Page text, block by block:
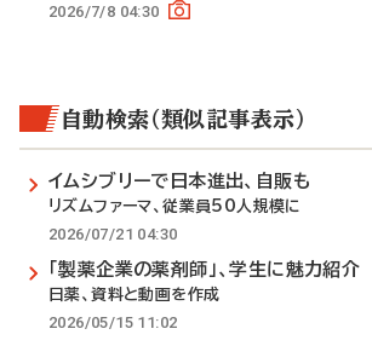
2026/7/8 04:30
自動検索（類似記事表示）
イムシブリーで日本進出、自販も
リズムファーマ、従業員50人規模に
2026/07/21 04:30
「製薬企業の薬剤師」、学生に魅力紹介
日薬、資料と動画を作成
2026/05/15 11:02